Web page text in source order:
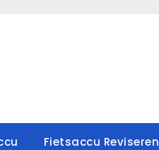
Fietsaccu Reviseren